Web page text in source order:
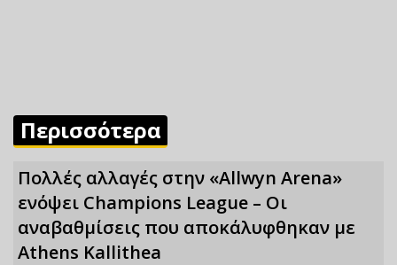
Περισσότερα
Πολλές αλλαγές στην «Allwyn Arena»
ενόψει Champions League – Οι
αναβαθμίσεις που αποκάλυφθηκαν με
Athens Kallithea